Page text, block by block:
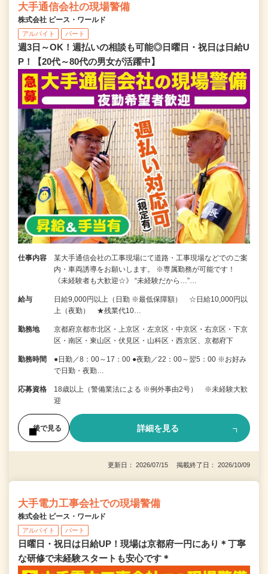
大手通信会社の現場警備
株式会社 ピース・ワールド
アルバイト パート
週3日～OK！週払いの相談も可能◎日曜日・祝日は日給U
P！【20代～80代の男女が活躍中】
仕事内容
某大手通信会社の工事現場にて道路・工事現場などでのご案
内・車両誘導をお願いします。 ※専属勤務が可能です！
《未経験者も大歓迎☆》 “未経験だから…”…
給与
日給9,000円以上（日勤 ※最低保障額） ☆日給10,000円以
上（夜勤） ★残業代10…
勤務地
京都府京都市北区・上京区・左京区・中京区・右京区・下京
区・南区・東山区・伏見区・山科区・西京区、京都府下
勤務時間
●日勤／8：00～17：00 ●夜勤／22：00～翌5：00 ※お好み
で日勤・夜勤…
応募資格
18歳以上（警備業法による ※例外事由2号） ※未経験大歓
迎
後で見る 詳細を見る
更新日： 2026/07/15 掲載終了日： 2026/10/09
大手電力工事会社での現場警備
株式会社 ピース・ワールド
アルバイト パート
日曜日・祝日は日給UP！現場は京都府一円にあり＊丁寧
な研修で未経験スタートも安心です＊